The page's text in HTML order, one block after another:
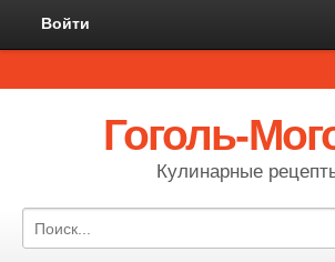
Войти
Гоголь-
Кулинарные